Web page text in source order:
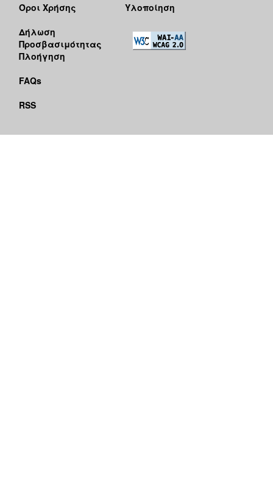
Όροι Χρήσης
Δήλωση
Προσβασιμότητας
Πλοήγηση
FAQs
RSS
Υλοποίηση